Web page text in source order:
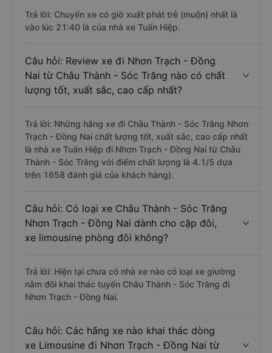
Trả lời: Chuyến xe có giờ xuất phát trễ (muộn) nhất là
vào lúc 21:40 là của nhà xe Tuấn Hiệp.
Câu hỏi: Review xe đi Nhơn Trạch - Đồng
Nai từ Châu Thành - Sóc Trăng nào có chất
lượng tốt, xuất sắc, cao cấp nhất?
Trả lời: Những hãng xe đi Châu Thành - Sóc Trăng Nhơn
Trạch - Đồng Nai chất lượng tốt, xuất sắc, cao cấp nhất
là nhà xe Tuấn Hiệp đi Nhơn Trạch - Đồng Nai từ Châu
Thành - Sóc Trăng với điểm chất lượng là 4.1/5 dựa
trên 1658 đánh giá của khách hàng).
Câu hỏi: Có loại xe Châu Thành - Sóc Trăng
Nhơn Trạch - Đồng Nai dành cho cặp đôi,
xe limousine phòng đôi không?
Trả lời: Hiện tại chưa có nhà xe nào có loại xe giường
nằm đôi khai thác tuyến Châu Thành - Sóc Trăng đi
Nhơn Trạch - Đồng Nai.
Câu hỏi: Các hãng xe nào khai thác dòng
xe Limousine đi Nhơn Trạch - Đồng Nai từ